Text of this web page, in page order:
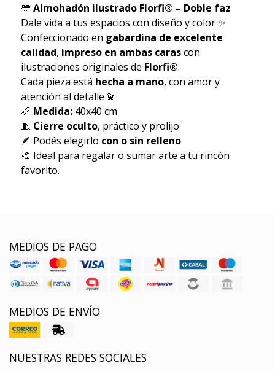
🩵 Almohadón ilustrado Florfi® – Doble faz
Dale vida a tus espacios con diseño y color ✨
Confeccionado en gabardina de excelente
calidad, impreso en ambas carascon
ilustraciones originales de Florfi®.
Cada pieza está hecha a mano, con amor y
atención al detalle 💫
📏 Medida:40x40 cm
🧵 Cierre oculto, práctico y prolijo
🪶 Podés elegirlo con o sin relleno
🎨 Ideal para regalar o sumar arte a tu rincón
favorito.
MEDIOS DE PAGO
MEDIOS DE ENVÍO
NUESTRAS REDES SOCIALES